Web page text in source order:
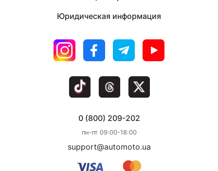
Юридическая информация
0 (800) 209-202
пн-пт 09:00-18:00
support@automoto.ua